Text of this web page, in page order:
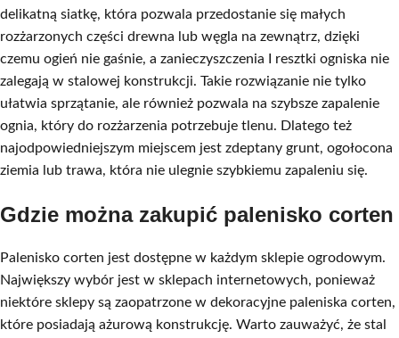
delikatną siatkę, która pozwala przedostanie się małych
rozżarzonych części drewna lub węgla na zewnątrz, dzięki
czemu ogień nie gaśnie, a zanieczyszczenia I resztki ogniska nie
zalegają w stalowej konstrukcji. Takie rozwiązanie nie tylko
ułatwia sprzątanie, ale również pozwala na szybsze zapalenie
ognia, który do rozżarzenia potrzebuje tlenu. Dlatego też
najodpowiedniejszym miejscem jest zdeptany grunt, ogołocona
ziemia lub trawa, która nie ulegnie szybkiemu zapaleniu się.
Gdzie można zakupić palenisko corten
Palenisko corten jest dostępne w każdym sklepie ogrodowym.
Największy wybór jest w sklepach internetowych, ponieważ
niektóre sklepy są zaopatrzone w dekoracyjne paleniska corten,
które posiadają ażurową konstrukcję. Warto zauważyć, że stal